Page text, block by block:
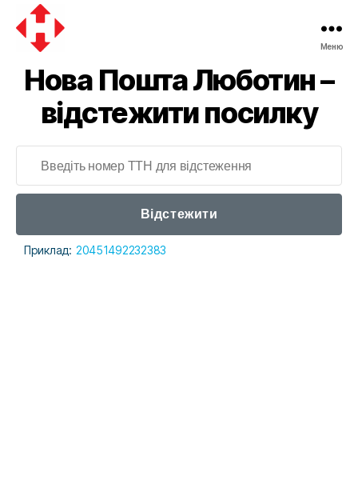
Меню
Нова Пошта Люботин –
відстежити посилку
Відстежити
Приклад: 20451492232383